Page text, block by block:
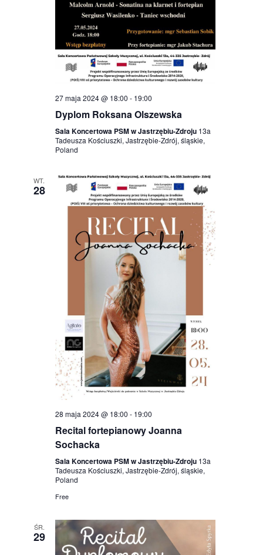
27 maja 2024 @ 18:00 - 19:00
Dyplom Roksana Olszewska
Sala Koncertowa PSM w Jastrzębiu-Zdroju 13a
Tadeusza Kościuszki, Jastrzębie-Zdrój, śląskie,
Poland
WT.
28
28 maja 2024 @ 18:00 - 19:00
Recital fortepianowy Joanna
Sochacka
Sala Koncertowa PSM w Jastrzębiu-Zdroju 13a
Tadeusza Kościuszki, Jastrzębie-Zdrój, śląskie,
Poland
Free
ŚR.
29